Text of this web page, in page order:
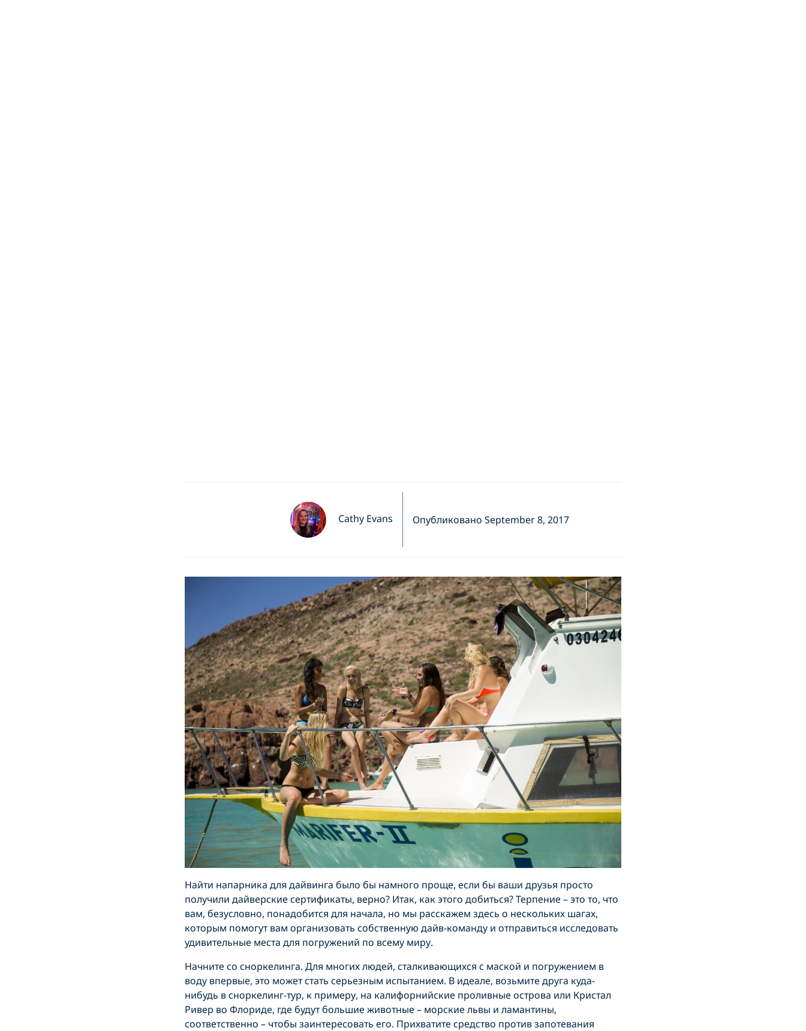
Cathy Evans Опубликовано September 8, 2017
Найти напарника для дайвинга было бы намного проще, если бы ваши друзья просто
получили дайверские сертификаты, верно? Итак, как этого добиться? Терпение – это то, что
вам, безусловно, понадобится для начала, но мы расскажем здесь о нескольких шагах,
которым помогут вам организовать собственную дайв-команду и отправиться исследовать
удивительные места для погружений по всему миру.
Начните со сноркелинга. Для многих людей, сталкивающихся с маской и погружением в
воду впервые, это может стать серьезным испытанием. В идеале, возьмите друга куда-
нибудь в сноркелинг-тур, к примеру, на калифорнийские проливные острова или Кристал
Ривер во Флориде, где будут большие животные – морские львы и ламантины,
соответственно – чтобы заинтересовать его. Прихватите средство против запотевания